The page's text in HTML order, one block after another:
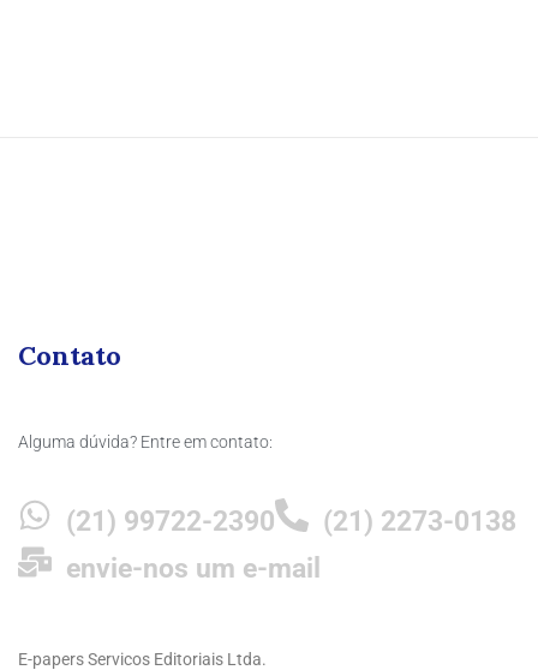
Contato
Alguma dúvida? Entre em contato:
(21) 99722-2390
(21) 2273-0138
envie-nos um e-mail
E-papers Servicos Editoriais Ltda.